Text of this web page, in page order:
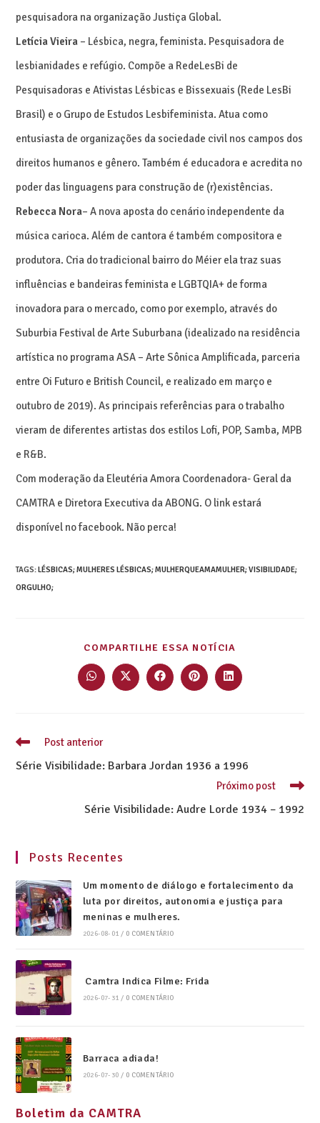
pesquisadora na organização Justiça Global.
Letícia Vieira – Lésbica, negra, feminista. Pesquisadora de
lesbianidades e refúgio. Compõe a RedeLesBi de
Pesquisadoras e Ativistas Lésbicas e Bissexuais (Rede LesBi
Brasil) e o Grupo de Estudos Lesbifeminista. Atua como
entusiasta de organizações da sociedade civil nos campos dos
direitos humanos e gênero. Também é educadora e acredita no
poder das linguagens para construção de (r)existências.
Rebecca Nora– A nova aposta do cenário independente da
música carioca. Além de cantora é também compositora e
produtora. Cria do tradicional bairro do Méier ela traz suas
influências e bandeiras feminista e LGBTQIA+ de forma
inovadora para o mercado, como por exemplo, através do
Suburbia Festival de Arte Suburbana (idealizado na residência
artística no programa ASA – Arte Sônica Amplificada, parceria
entre Oi Futuro e British Council, e realizado em março e
outubro de 2019). As principais referências para o trabalho
vieram de diferentes artistas dos estilos Lofi, POP, Samba, MPB
e R&B.
Com moderação da Eleutéria Amora Coordenadora- Geral da
CAMTRA e Diretora Executiva da ABONG. O link estará
disponível no facebook. Não perca!
TAGS:LÉSBICAS; MULHERES LÉSBICAS; MULHERQUEAMAMULHER; VISIBILIDADE;
ORGULHO;
COMPARTILHE ESSA NOTÍCIA
Post anterior
Série Visibilidade: Barbara Jordan 1936 a 1996
Próximo post
Série Visibilidade: Audre Lorde 1934 – 1992
Posts Recentes
Um momento de diálogo e fortalecimento da
luta por direitos, autonomia e justiça para
meninas e mulheres.
2026-08-01 / 0 COMENTÁRIO
Camtra Indica Filme: Frida
2026-07-31 / 0 COMENTÁRIO
Barraca adiada!
2026-07-30 / 0 COMENTÁRIO
Boletim da CAMTRA